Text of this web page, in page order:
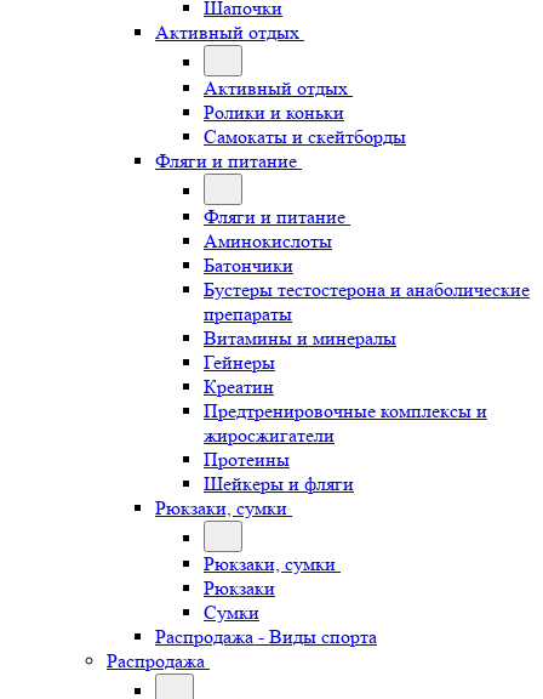
Шапочки
Активный отдых
Активный отдых
Ролики и коньки
Самокаты и скейтборды
Фляги и питание
Фляги и питание
Аминокислоты
Батончики
Бустеры тестостерона и анаболические
препараты
Витамины и минералы
Гейнеры
Креатин
Предтренировочные комплексы и
жиросжигатели
Протеины
Шейкеры и фляги
Рюкзаки, сумки
Рюкзаки, сумки
Рюкзаки
Сумки
Распродажа - Виды спорта
Распродажа